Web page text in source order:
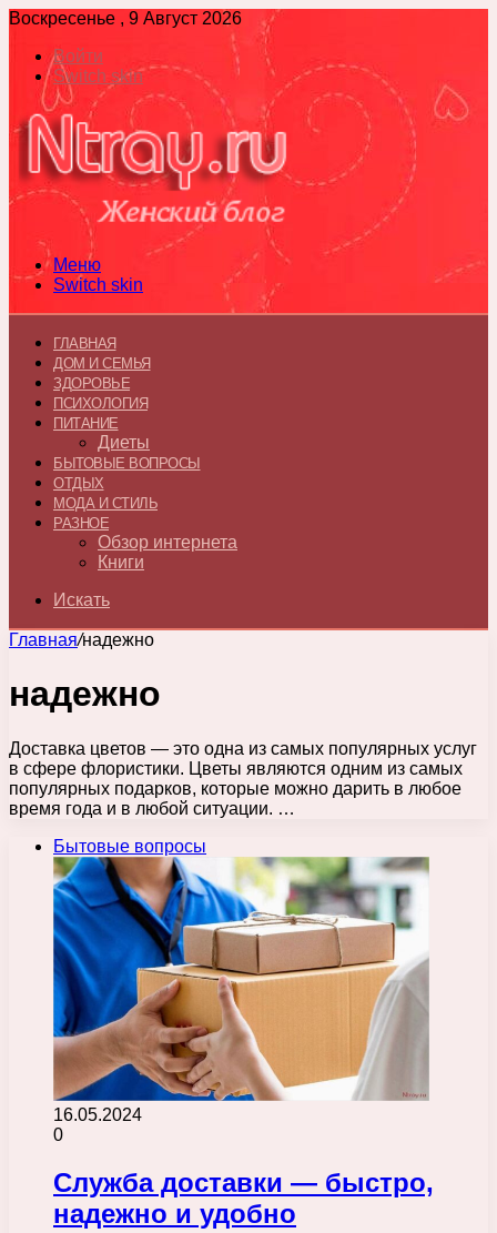
Воскресенье , 9 Август 2026
Войти
Switch skin
Меню
Switch skin
ГЛАВНАЯ
ДОМ И СЕМЬЯ
ЗДОРОВЬЕ
ПСИХОЛОГИЯ
ПИТАНИЕ
Диеты
БЫТОВЫЕ ВОПРОСЫ
ОТДЫХ
МОДА И СТИЛЬ
РАЗНОЕ
Обзор интернета
Книги
Искать
Главная/надежно
надежно
Доставка цветов — это одна из самых популярных услуг
в сфере флористики. Цветы являются одним из самых
популярных подарков, которые можно дарить в любое
время года и в любой ситуации. …
Бытовые вопросы
16.05.2024
0
Служба доставки — быстро,
надежно и удобно